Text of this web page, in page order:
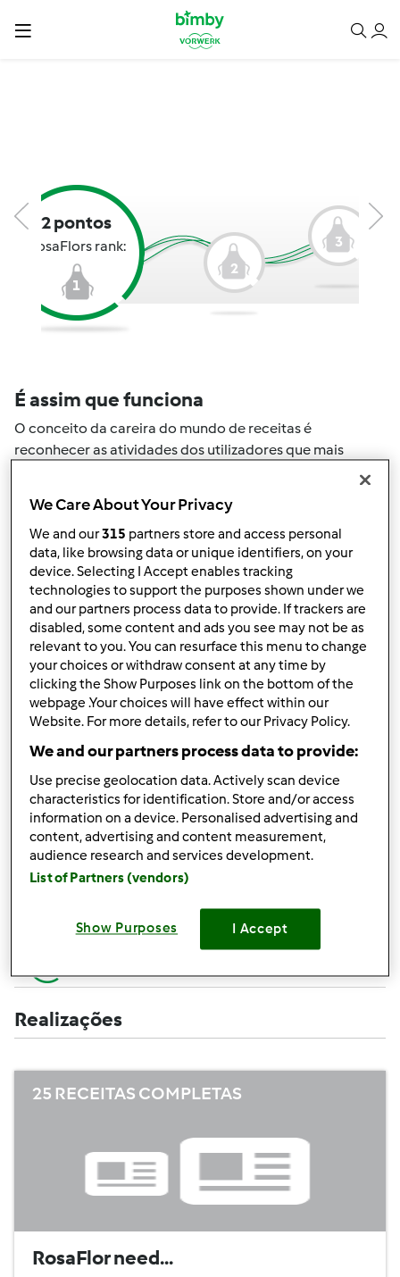
2 pontos
RosaFlors rank:
1
2
3
É assim que funciona
O conceito da careira do mundo de receitas é
reconhecer as atividades dos utilizadores que mais
pontos. Ao atingir um certo numero de pontos, atingirá
automaticamente o próximo nivel de pontos.
Como pode colecionar pontos de
actividade
Ao realizar uma das ações descritas abaixo, pode
colecionar pontos. Estes pontos serão adicionados à sua
carreira pessoal do mundo de receitas. Por favor
verifique a níveis de aventais acima e veja quantos
pontos precisa para atingir o próximo nível.
pontos
Vencedor do passatempo
+10
pontos
Criar uma receita (completa=10 pontos,
apenas campos obrigatórios =5 pontos)
+1
ponto
Avaliar uma receita
Adicionar um amigo
ponto
Realizações
25 RECEITAS COMPLETAS
RosaFlor need...
We Care About Your Privacy
We and our315 partners store and access personal
data, like browsing data or unique identifiers, on your
device. Selecting I Accept enables tracking
technologies to support the purposes shown under we
and our partners process data to provide. If trackers are
disabled, some content and ads you see may not be as
relevant to you. You can resurface this menu to change
your choices or withdraw consent at any time by
clicking the Show Purposes link on the bottom of the
webpage .Your choices will have effect within our
Website. For more details, refer to our Privacy Policy.
We and our partners process data to provide:
Use precise geolocation data. Actively scan device
characteristics for identification. Store and/or access
information on a device. Personalised advertising and
content, advertising and content measurement,
audience research and services development.
List of Partners (vendors)
Show Purposes I Accept